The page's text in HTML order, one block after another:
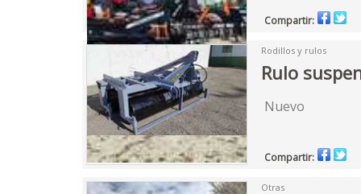
Compartir:
Rodillos y rulos
Rulo
Nuevo
Compartir:
Otras